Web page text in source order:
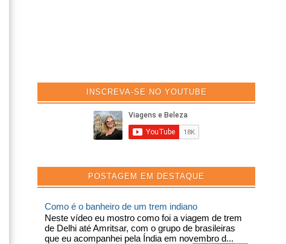
INSCREVA-SE NO YOUTUBE
POSTAGEM EM DESTAQUE
Como é o banheiro de um trem indiano
Neste vídeo eu mostro como foi a viagem de trem
de Delhi até Amritsar, com o grupo de brasileiras
que eu acompanhei pela Índia em novembro d...